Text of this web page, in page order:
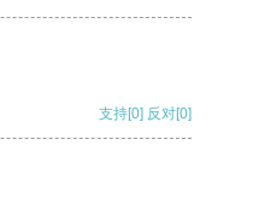
支持[0] 反对[0]